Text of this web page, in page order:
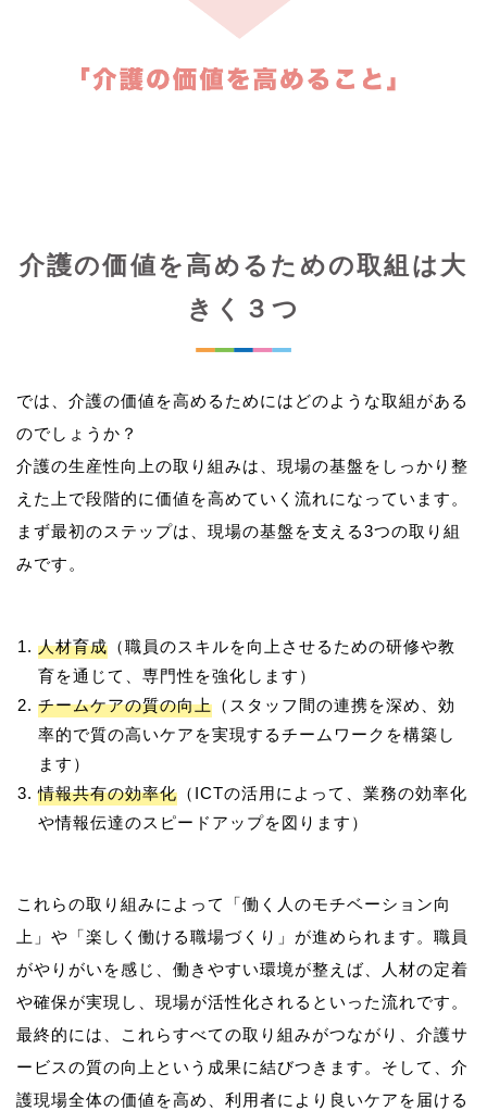
介護の価値を高めるための取組は大
きく３つ
では、介護の価値を高めるためにはどのような取組がある
のでしょうか？
介護の生産性向上の取り組みは、現場の基盤をしっかり整
えた上で段階的に価値を高めていく流れになっています。
まず最初のステップは、現場の基盤を支える3つの取り組
人材育成 （職員のスキルを向上させるための研修や教
育を通じて、専門性を強化します）
チームケアの質の向上 （スタッフ間の連携を深め、効
率的で質の高いケアを実現するチームワークを構築し
ます）
情報共有の効率化 （ICTの活用によって、業務の効率化
や情報伝達のスピードアップを図ります）
これらの取り組みによって「働く人のモチベーション向
上」や「楽しく働ける職場づくり」が進められます。職員
がやりがいを感じ、働きやすい環境が整えば、人材の定着
や確保が実現し、現場が活性化されるといった流れです。
最終的には、これらすべての取り組みがつながり、介護サ
ービスの質の向上という成果に結びつきます。そして、介
護現場全体の価値を高め、利用者により良いケアを届ける